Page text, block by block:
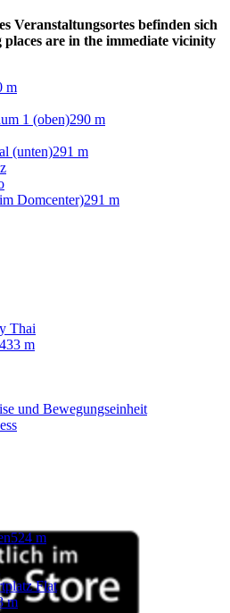
Veranstaltungsortes befinden sich
are in the immediate vicinity
m
1 (oben)290 m
(unten)291 m
Domcenter)291 m
Thai
433 m
und Bewegungseinheit
524 m
Flat
m